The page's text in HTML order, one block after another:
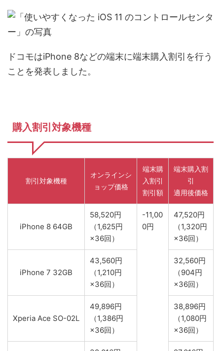
ドコモはiPhone 8などの端末に端末購入割引を行う
ことを発表しました。
購入割引対象機種
割引対象機種
オンラインシ
ョップ価格
端末購
入割引
割引額
端末購入割
引
適用後価格
iPhone 8 64GB
58,520円
（1,625円
×36回）
-11,00
0円
47,520円
（1,320円
×36回）
iPhone 7 32GB
43,560円
（1,210円
×36回）
32,560円
（904円
×36回）
Xperia Ace SO-02L
49,896円
（1,386円
×36回）
38,896円
（1,080円
×36回）